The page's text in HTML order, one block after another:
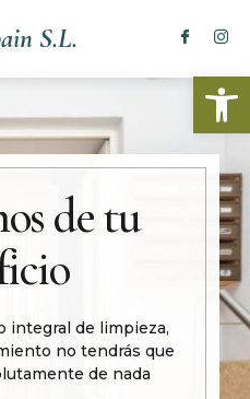
S.L.
de tu
integral de limpieza,
no tendrás que
de nada